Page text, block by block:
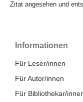
Zitat angesehen und
Informationen
Für Leser/innen
Für Autor/innen
Für Bibliothekar/